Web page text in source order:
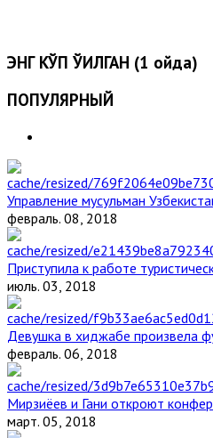
ЭНГ КЎП ЎҚИЛГАН (1 ойда)
ПОПУЛЯРНЫЙ
Управление мусульман
февраль. 08, 2018
Приступила к работе
июль. 03, 2018
Девушка в хиджабе произвела
февраль. 06, 2018
Мирзиёев и Гани откроют
март. 05, 2018